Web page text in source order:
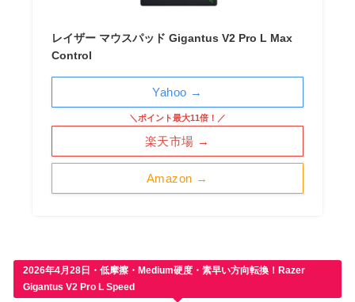
レイザー マウスパッド Gigantus V2 Pro L Max
Control
Amazon →
＼ポイント最大11倍！／
楽天市場 →
Yahoo →
2026年4月28日・低摩擦・Medium硬度・素早い方向転換！Razer
Gigantus V2 Pro L Speed